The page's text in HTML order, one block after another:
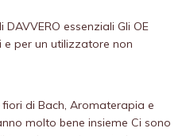
DAVVERO essenziali Gli OE
e per un utilizzatore non
fiori di Bach, Aromaterapia e
molto bene insieme Ci sono